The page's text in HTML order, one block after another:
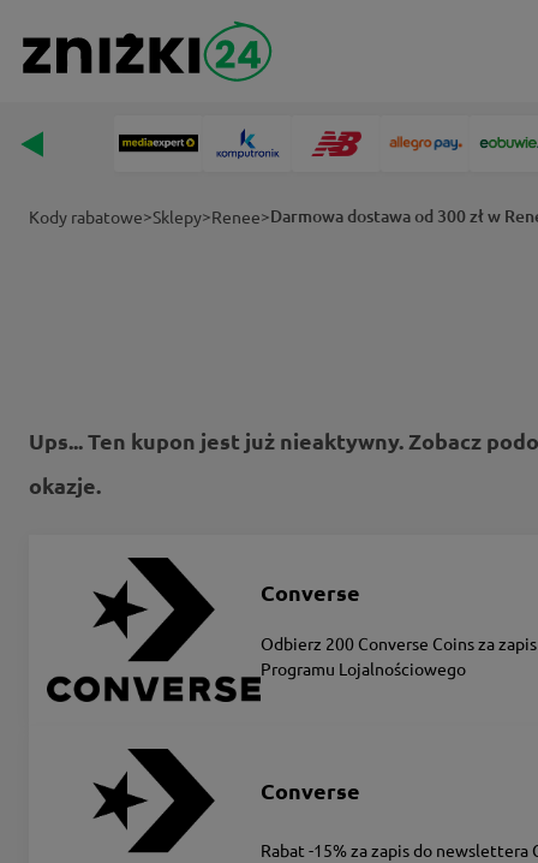
Kody rabatowe>Sklepy>Renee>Darmowa dostawa od 300 zł w
Ups... Ten kupon jest już nieaktywny. Zobacz
okazje.
Converse
Odbierz 200 Converse Coins za
Programu Lojalnościowego
Converse
Rabat -15% za zapis do newslettera